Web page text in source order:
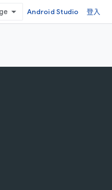
Android Studio 登入